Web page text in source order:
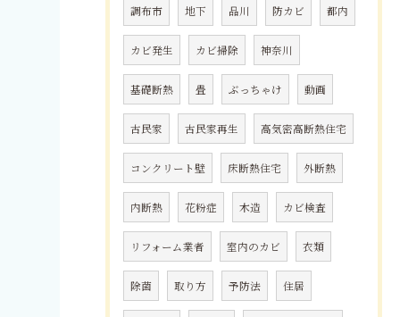
調布市 地下 品川 防カビ 都内
カビ発生 カビ掃除 神奈川
基礎断熱 畳 ぶっちゃけ 動画
古民家 古民家再生 高気密高断熱住宅
コンクリート壁 床断熱住宅 外断熱
内断熱 花粉症 木造 カビ検査
リフォーム業者 室内のカビ 衣類
除菌 取り方 予防法 住居